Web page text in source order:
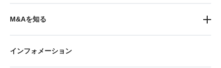
M&Aを知る
インフォメーション